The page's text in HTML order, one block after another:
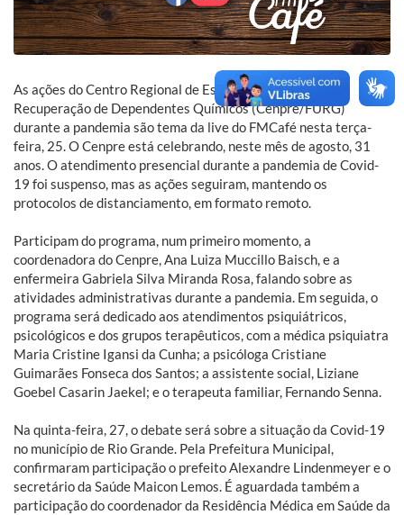
As ações do Centro Regional de Estudos, Prevenção e
Recuperação de Dependentes Químicos (Cenpre/FURG)
durante a pandemia são tema da live do FMCafé nesta terça-
feira, 25. O Cenpre está celebrando, neste mês de agosto, 31
anos. O atendimento presencial durante a pandemia de Covid-
19 foi suspenso, mas as ações seguiram, mantendo os
protocolos de distanciamento, em formato remoto.
Participam do programa, num primeiro momento, a
coordenadora do Cenpre, Ana Luiza Muccillo Baisch, e a
enfermeira Gabriela Silva Miranda Rosa, falando sobre as
atividades administrativas durante a pandemia. Em seguida, o
programa será dedicado aos atendimentos psiquiátricos,
psicológicos e dos grupos terapêuticos, com a médica psiquiatra
Maria Cristine Igansi da Cunha; a psicóloga Cristiane
Guimarães Fonseca dos Santos; a assistente social, Liziane
Goebel Casarin Jaekel; e o terapeuta familiar, Fernando Senna.
Na quinta-feira, 27, o debate será sobre a situação da Covid-19
no município de Rio Grande. Pela Prefeitura Municipal,
confirmaram participação o prefeito Alexandre Lindenmeyer e o
secretário da Saúde Maicon Lemos. É aguardada também a
participação do coordenador da Residência Médica em Saúde da